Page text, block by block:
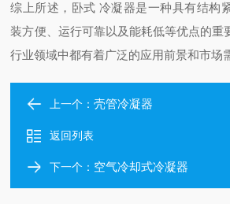
综上所述，卧式 冷凝器是一种具有结构
装方便、运行可靠以及能耗低等优点的重
行业领域中都有着广泛的应用前景和市场
上一个：壳管冷凝器
返回列表
下一个： 空气冷却式冷凝器